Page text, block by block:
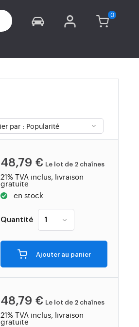
48,79 € Le lot de 2 chaînes
21% TVA inclus, livraison
gratuite
en stock
Quantité
Ajouter au panier
48,79 € Le lot de 2 chaînes
21% TVA inclus, livraison
gratuite